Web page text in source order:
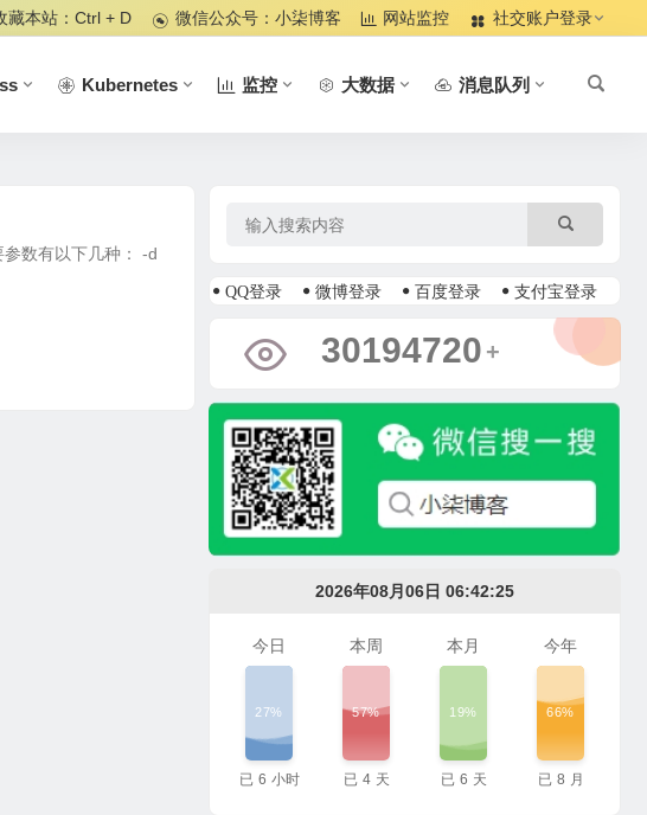
藏本站：Ctrl + D 微信公众号：小柒博客 网站监控 社交账户登录
Kubernetes 监控 大数据 消息队列
参数有以下几种： -d
QQ登录 微博登录 百度登录 支付宝登录
34980218 +
2026年08月06日 06:42:25
今日
27%
已 6 小时
本周
57%
已 4 天
本月
19%
已 6 天
今年
66%
已 8 月